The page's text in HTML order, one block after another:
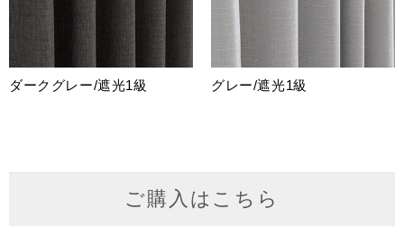
ダークグレー/遮光1級 グレー/遮光1級
ご購入はこちら